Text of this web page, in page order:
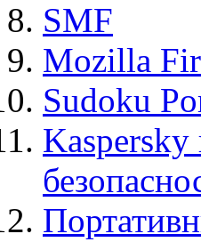
SMF
Mozilla
Sudoku